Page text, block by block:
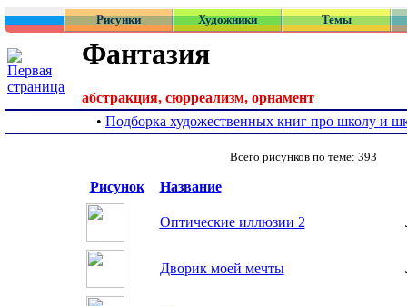
Рисунки Художники Темы
Фантазия
абстракция, сюрреализм, орнамент
• Подборка художественных книг про школу и
Всего рисунков по теме: 393
Рисунок Название
Оптические иллюзии 2
Дворик моей мечты